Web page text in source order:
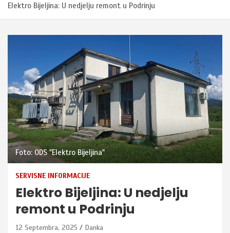
Elektro Bijeljina: U nedjelju remont u Podrinju
Foto: ODS "Elektro Bijeljina"
SERVISNE INFORMACIJE
Elektro Bijeljina: U nedjelju
remont u Podrinju
12 Septembra, 2025 Danka